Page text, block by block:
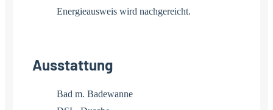
Energieausweis wird nachgereicht.
Ausstattung
Bad m. Badewanne